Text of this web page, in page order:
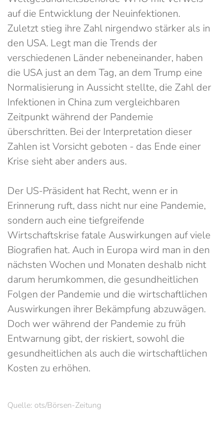
auf die Entwicklung der Neuinfektionen.
Zuletzt stieg ihre Zahl nirgendwo stärker als in
den USA. Legt man die Trends der
verschiedenen Länder nebeneinander, haben
die USA just an dem Tag, an dem Trump eine
Normalisierung in Aussicht stellte, die Zahl der
Infektionen in China zum vergleichbaren
Zeitpunkt während der Pandemie
überschritten. Bei der Interpretation dieser
Zahlen ist Vorsicht geboten - das Ende einer
Krise sieht aber anders aus.
Der US-Präsident hat Recht, wenn er in
Erinnerung ruft, dass nicht nur eine Pandemie,
sondern auch eine tiefgreifende
Wirtschaftskrise fatale Auswirkungen auf viele
Biografien hat. Auch in Europa wird man in den
nächsten Wochen und Monaten deshalb nicht
darum herumkommen, die gesundheitlichen
Folgen der Pandemie und die wirtschaftlichen
Auswirkungen ihrer Bekämpfung abzuwägen.
Doch wer während der Pandemie zu früh
Entwarnung gibt, der riskiert, sowohl die
gesundheitlichen als auch die wirtschaftlichen
Kosten zu erhöhen.
Quelle: ots/Börsen-Zeitung